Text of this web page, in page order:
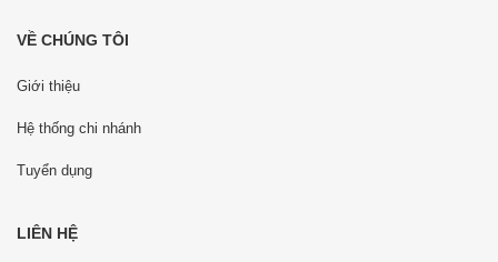
VỀ CHÚNG TÔI
Giới thiệu
Hệ thống chi nhánh
Tuyển dụng
LIÊN HỆ